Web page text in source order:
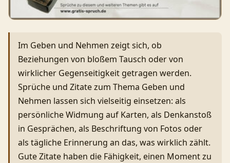
Im Geben und Nehmen zeigt sich, ob
Beziehungen von bloßem Tausch oder von
wirklicher Gegenseitigkeit getragen werden.
Sprüche und Zitate zum Thema Geben und
Nehmen lassen sich vielseitig einsetzen: als
persönliche Widmung auf Karten, als Denkanstoß
in Gesprächen, als Beschriftung von Fotos oder
als tägliche Erinnerung an das, was wirklich zählt.
Gute Zitate haben die Fähigkeit, einen Moment zu